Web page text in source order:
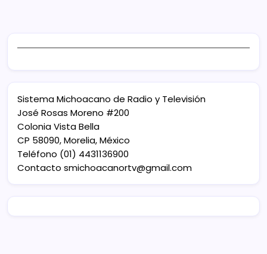
Sistema Michoacano de Radio y Televisión
José Rosas Moreno #200
Colonia Vista Bella
CP 58090, Morelia, México
Teléfono (01) 4431136900
Contacto smichoacanortv@gmail.com